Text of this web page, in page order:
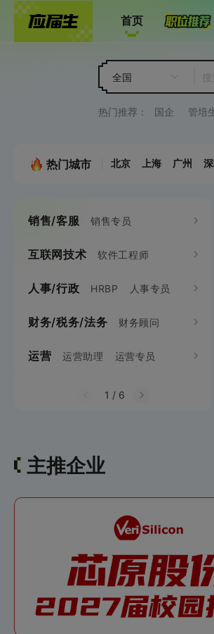
首页
全国
热门推荐： 国企 管培
热门城市 北京 上海 广州 深
销售/客服 销售专员
客户代表 销售工程师
大客户销售 电话销售
互联网技术 软件工程师
java C/C++ C# .NET
人事/行政 HRBP 人事专员
财务/税务/法务 财务顾问
财务专员 财务分析员
成本管理员
运营 运营助理 运营专员
网络推广
1 / 6
主推企业